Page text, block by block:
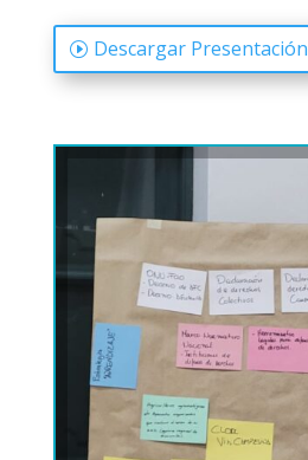
Descargar Presentación